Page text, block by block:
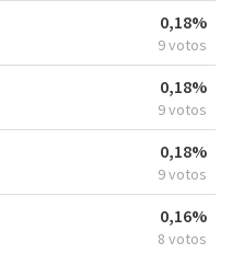
0,18%
9 votos
0,18%
9 votos
0,18%
9 votos
0,16%
8 votos